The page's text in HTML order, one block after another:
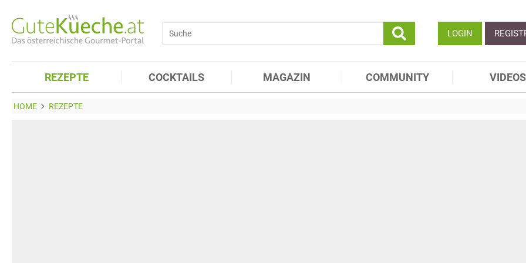
LOGIN
REZEPTE COCKTAILS MAGAZIN COMMUNITY VIDEOS
HOME REZEPTE